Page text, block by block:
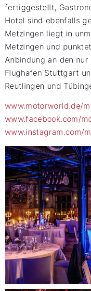
fertiggestellt,
Hotel sind ebenfalls
Metzingen liegt in
Metzingen und
Anbindung an den
Flughafen Stuttgart
Reutlingen und
www.motorworld.de/
www.facebook.com/
www.instagram.com/